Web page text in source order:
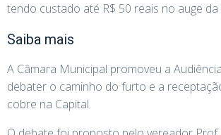
tendo custado até R$ 50 reais no auge da
Saiba mais
A Câmara Municipal promoveu a
debater o caminho do furto e a
cobre na Capital.